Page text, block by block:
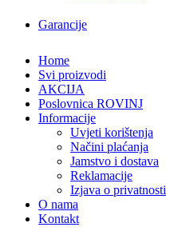
Garancije
Home
Svi proizvodi
AKCIJA
Poslovnica ROVINJ
Informacije
Uvjeti korištenja
Načini plaćanja
Jamstvo i dostava
Reklamacije
Izjava o privatnosti
O nama
Kontakt